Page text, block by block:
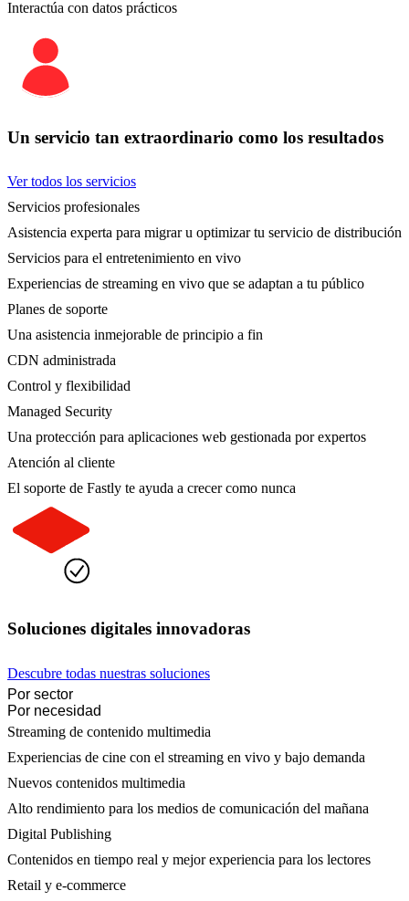
Interactúa con datos prácticos
Un servicio tan extraordinario como los resultados
Ver todos los servicios
Servicios profesionales
Asistencia experta para migrar u optimizar tu servicio de distribución
Servicios para el entretenimiento en vivo
Experiencias de streaming en vivo que se adaptan a tu público
Planes de soporte
Una asistencia inmejorable de principio a fin
CDN administrada
Control y flexibilidad
Managed Security
Una protección para aplicaciones web gestionada por expertos
Atención al cliente
El soporte de Fastly te ayuda a crecer como nunca
Soluciones digitales innovadoras
Descubre todas nuestras soluciones
Por sector
Por necesidad
Streaming de contenido multimedia
Experiencias de cine con el streaming en vivo y bajo demanda
Nuevos contenidos multimedia
Alto rendimiento para los medios de comunicación del mañana
Digital Publishing
Contenidos en tiempo real y mejor experiencia para los lectores
Retail y e-commerce